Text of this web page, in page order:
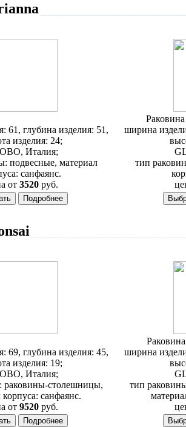
61, глубина изделия: 51,
изделия: 24;
Италия;
подвесные, материал
санфаянс.
от3520 руб.
ширина
тип
69, глубина изделия: 45,
изделия: 19;
Италия;
раковины-столешницы,
корпуса: санфаянс.
от9520 руб.
ширина
тип